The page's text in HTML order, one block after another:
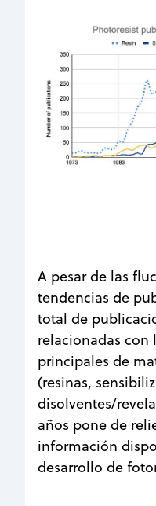
A pesar de las
tendencias de
total de
relacionadas con
principales de
(resinas,
disolventes/
años pone de
información
desarrollo de